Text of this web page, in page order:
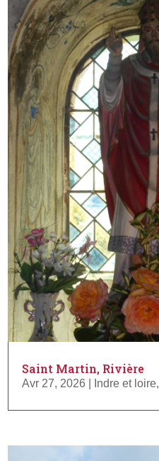
Saint Martin, Rivière
Avr 27, 2026 Indre et loire,